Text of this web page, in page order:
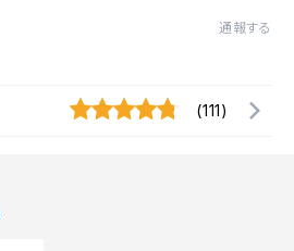
通報する
(111)